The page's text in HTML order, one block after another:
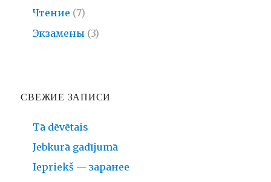
Чтение (7)
Экзамены (3)
СВЕЖИЕ ЗАПИСИ
Tā dēvētais
Jebkurā gadījumā
Iepriekš — заранее